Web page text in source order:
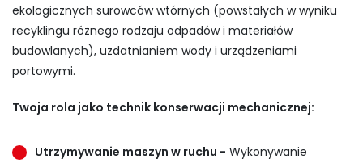
ekologicznych surowców wtórnych (powstałych w wyniku
recyklingu różnego rodzaju odpadów i materiałów
budowlanych), uzdatnianiem wody i urządzeniami
portowymi.
Twoja rola jako technik konserwacji mechanicznej:
Utrzymywanie maszyn w ruchu - Wykonywanie